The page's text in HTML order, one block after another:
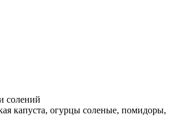
солений
капуста, огурцы соленые, помидоры,